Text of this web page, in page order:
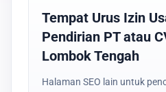
Tempat Urus Izin
Pendirian PT atau
Lombok Tengah
Halaman SEO lain untuk